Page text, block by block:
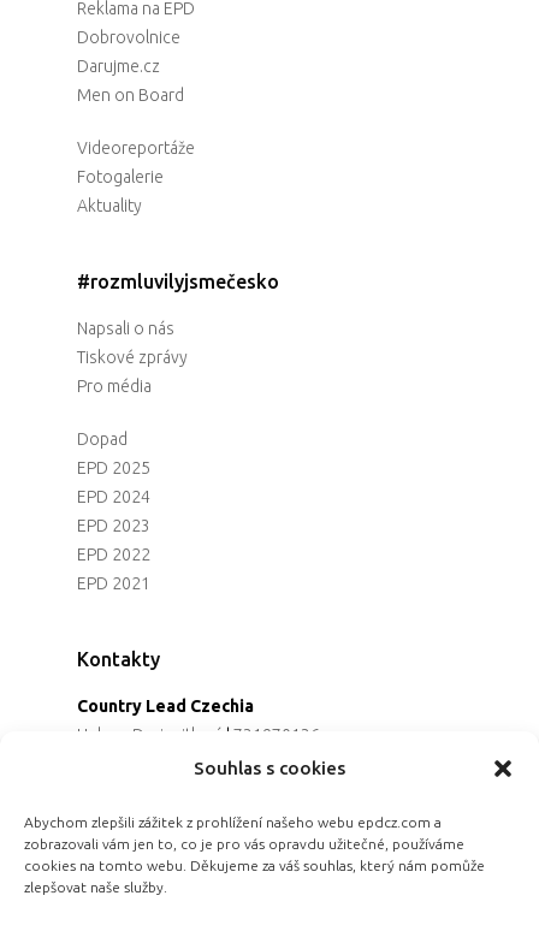
Souhlas s cookies
Abychom zlepšili zážitek z prohlížení našeho webu epdcz.com a
zobrazovali vám jen to, co je pro vás opravdu užitečné, používáme
cookies na tomto webu. Děkujeme za váš souhlas, který nám pomůže
zlepšovat naše služby.
Reklama na EPD
Dobrovolnice
Darujme.cz
Men on Board
Videoreportáže
Fotogalerie
Aktuality
#rozmluvilyjsmečesko
Napsali o nás
Tiskové zprávy
Pro média
Dopad
EPD 2025
EPD 2024
EPD 2023
EPD 2022
EPD 2021
Kontakty
Country Lead Czechia
Helena Dreiseitlová | 731970136
Koordinátorka projektu
Programová ředitelka
Jana Černoušková |607782535
Partnerství & fundraising